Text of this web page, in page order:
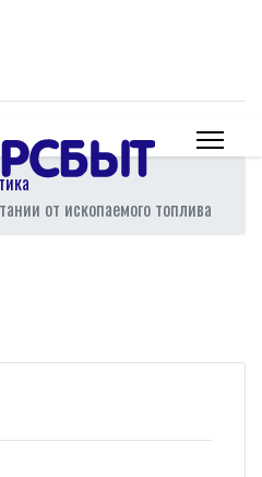
от ископаемого топлива